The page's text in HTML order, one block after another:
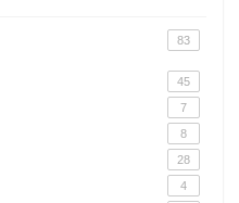
83
45
7
8
28
4